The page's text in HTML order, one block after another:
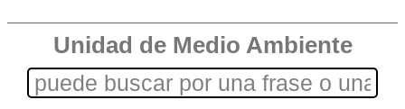
Unidad de Medio Ambiente